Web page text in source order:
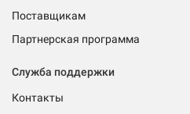
Поставщикам
Партнерская программа
Служба поддержки
Контакты